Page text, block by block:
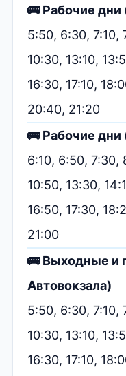
🚌 Рабочие дни
5:50, 6:30, 7:10,
10:30, 13:10,
16:30, 17:10,
20:40, 21:20
🚌 Рабочие
6:10, 6:50, 7:30,
10:50, 13:30,
16:50, 17:30,
21:00
🚌 Выходные и
Автовокзала)
5:50, 6:30, 7:10,
10:30, 13:10,
16:30, 17:10,